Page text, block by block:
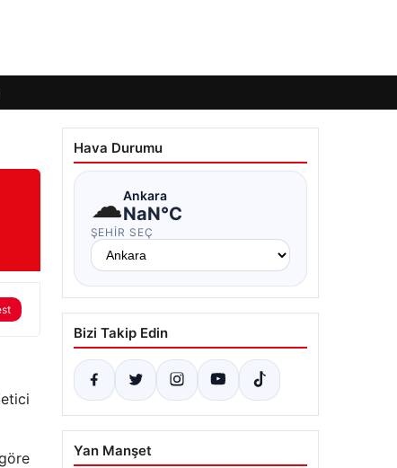
Hava Durumu
☁Ankara
NaN°C
ŞEHIR SEÇ
Bizi Takip Edin
Yan Manşet